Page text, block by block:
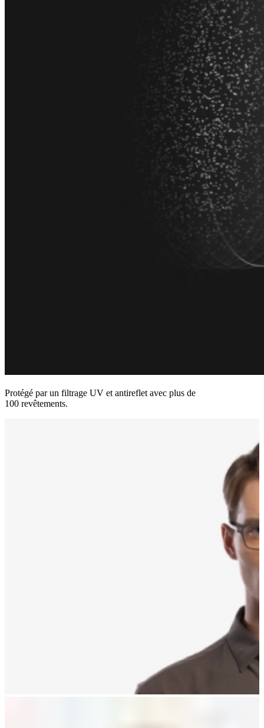
Protégé par un filtrage UV et antireflet avec plus de
100 revêtements.